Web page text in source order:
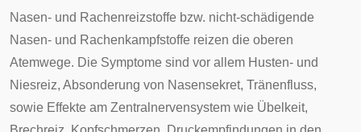
Nasen- und Rachenreizstoffe bzw. nicht-schädigende
Nasen- und Rachenkampfstoffe reizen die oberen
Atemwege. Die Symptome sind vor allem Husten- und
Niesreiz, Absonderung von Nasensekret, Tränenfluss,
sowie Effekte am Zentralnervensystem wie Übelkeit,